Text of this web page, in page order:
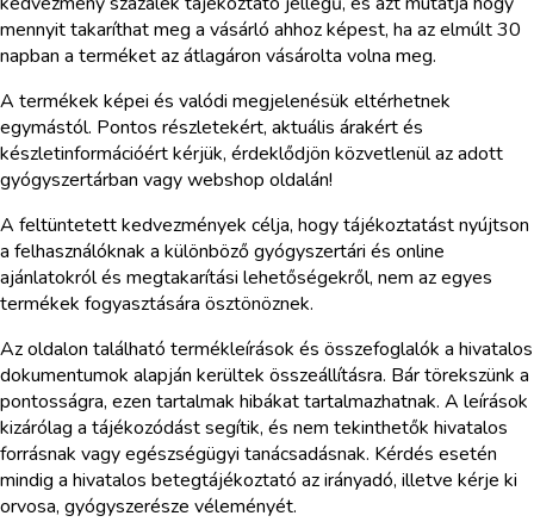
mennyit takaríthat meg a vásárló ahhoz képest, ha az elmúlt 30
napban a terméket az átlagáron vásárolta volna meg.
A termékek képei és valódi megjelenésük eltérhetnek
egymástól. Pontos részletekért, aktuális árakért és
készletinformációért kérjük, érdeklődjön közvetlenül az adott
gyógyszertárban vagy webshop oldalán!
A feltüntetett kedvezmények célja, hogy tájékoztatást nyújtson
a felhasználóknak a különböző gyógyszertári és online
ajánlatokról és megtakarítási lehetőségekről, nem az egyes
termékek fogyasztására ösztönöznek.
Az oldalon található termékleírások és összefoglalók a hivatalos
dokumentumok alapján kerültek összeállításra. Bár törekszünk a
pontosságra, ezen tartalmak hibákat tartalmazhatnak. A leírások
kizárólag a tájékozódást segítik, és nem tekinthetők hivatalos
forrásnak vagy egészségügyi tanácsadásnak. Kérdés esetén
mindig a hivatalos betegtájékoztató az irányadó, illetve kérje ki
orvosa, gyógyszerésze véleményét.